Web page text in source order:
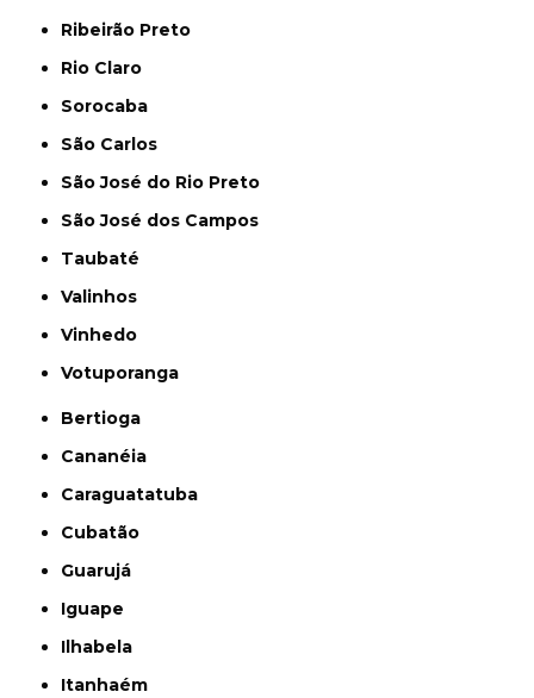
Ribeirão Preto
Rio Claro
Sorocaba
São Carlos
São José do Rio Preto
São José dos Campos
Taubaté
Valinhos
Vinhedo
Votuporanga
Bertioga
Cananéia
Caraguatatuba
Cubatão
Guarujá
Iguape
Ilhabela
Itanhaém